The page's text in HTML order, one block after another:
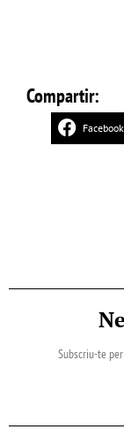
Compartir:
Facebook
Subscriu-te